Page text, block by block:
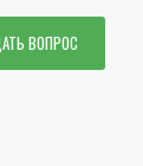
ВОПРОС